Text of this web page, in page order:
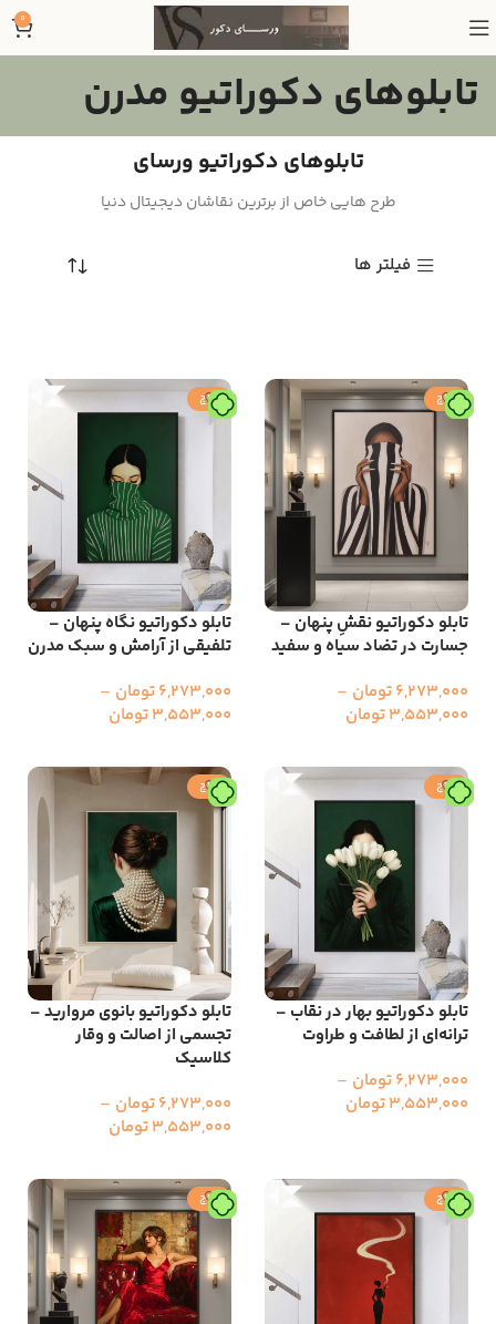
0
تابلوهای دکوراتیو مدرن
تابلوهای دکوراتیو ورسای
طرح هایی خاص از برترین نقاشان دیجیتال دنیا
فیلتر ها
حراج
تابلو دکوراتیو نقشِ پنهان –
جسارت در تضاد سیاه و سفید
6,273,000تومان –
3,553,000تومان
حراج
تابلو دکوراتیو نگاه پنهان –
تلفیقی از آرامش و سبک مدرن
6,273,000تومان –
3,553,000تومان
حراج
تابلو دکوراتیو بهار در نقاب –
ترانه‌ای از لطافت و طراوت
6,273,000تومان –
3,553,000تومان
حراج
تابلو دکوراتیو بانوی مروارید –
تجسمی از اصالت و وقار
کلاسیک
6,273,000تومان –
3,553,000تومان
حراج حراج